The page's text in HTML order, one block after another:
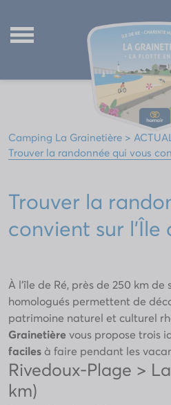
Espace aquatique
L’espace bien-être
Activités & Animations
Pour les enfants et ados
Mobil-homes Ultimate
Mobil-homes Premium
Mobil-homes Comfort
Mobil-homes Classic
Les plus beaux villages de
Visite en Charente Maritime
Activités à faire sur l’Île de Ré
Parcourir l’Île de Ré à vélo
Camping La Grainetière >
Trouver la randonnée qui vous
Trouver la
convient sur l’Île
À l’île de Ré, près de 250 km
homologués permettent de
patrimoine naturel et culturel
Grainetièrevous propose trois
facilesà faire pendant les
Rivedoux-Plage >
km)